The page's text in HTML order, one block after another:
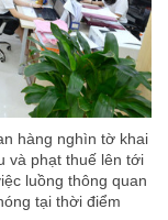
hàng nghìn tờ khai
và phạt thuế lên tới
luồng thông quan
tại thời điểm